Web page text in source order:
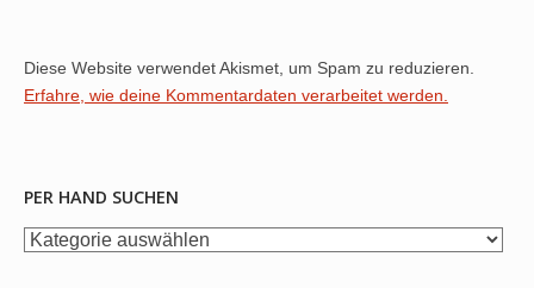
Diese Website verwendet Akismet, um Spam zu reduzieren.
Erfahre, wie deine Kommentardaten verarbeitet werden.
PER HAND SUCHEN
per